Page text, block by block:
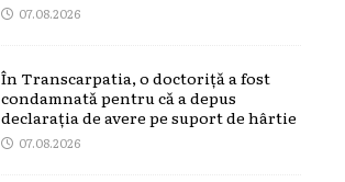
07.08.2026
În Transcarpatia, o doctoriță a fost
condamnată pentru că a depus
declarația de avere pe suport de hârtie
07.08.2026